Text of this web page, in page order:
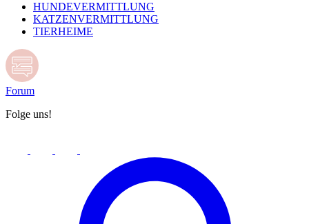
HUNDEVERMITTLUNG
KATZENVERMITTLUNG
TIERHEIME
Forum
Folge uns!